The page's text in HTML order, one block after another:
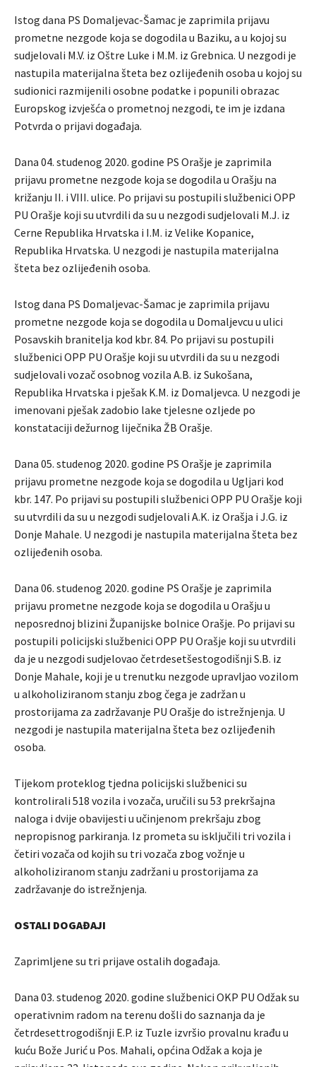
Istog dana PS Domaljevac-Šamac je zaprimila prijavu
prometne nezgode koja se dogodila u Baziku, a u kojoj su
sudjelovali M.V. iz Oštre Luke i M.M. iz Grebnica. U nezgodi je
nastupila materijalna šteta bez ozlijeđenih osoba u kojoj su
sudionici razmijenili osobne podatke i popunili obrazac
Europskog izvješća o prometnoj nezgodi, te im je izdana
Potvrda o prijavi događaja.
Dana 04. studenog 2020. godine PS Orašje je zaprimila
prijavu prometne nezgode koja se dogodila u Orašju na
križanju II. i VIII. ulice. Po prijavi su postupili službenici OPP
PU Orašje koji su utvrdili da su u nezgodi sudjelovali M.J. iz
Cerne Republika Hrvatska i I.M. iz Velike Kopanice,
Republika Hrvatska. U nezgodi je nastupila materijalna
šteta bez ozlijeđenih osoba.
Istog dana PS Domaljevac-Šamac je zaprimila prijavu
prometne nezgode koja se dogodila u Domaljevcu u ulici
Posavskih branitelja kod kbr. 84. Po prijavi su postupili
službenici OPP PU Orašje koji su utvrdili da su u nezgodi
sudjelovali vozač osobnog vozila A.B. iz Sukošana,
Republika Hrvatska i pješak K.M. iz Domaljevca. U nezgodi je
imenovani pješak zadobio lake tjelesne ozljede po
konstataciji dežurnog liječnika ŽB Orašje.
Dana 05. studenog 2020. godine PS Orašje je zaprimila
prijavu prometne nezgode koja se dogodila u Ugljari kod
kbr. 147. Po prijavi su postupili službenici OPP PU Orašje koji
su utvrdili da su u nezgodi sudjelovali A.K. iz Orašja i J.G. iz
Donje Mahale. U nezgodi je nastupila materijalna šteta bez
ozlijeđenih osoba.
Dana 06. studenog 2020. godine PS Orašje je zaprimila
prijavu prometne nezgode koja se dogodila u Orašju u
neposrednoj blizini Županijske bolnice Orašje. Po prijavi su
postupili policijski službenici OPP PU Orašje koji su utvrdili
da je u nezgodi sudjelovao četrdesetšestogodišnji S.B. iz
Donje Mahale, koji je u trenutku nezgode upravljao vozilom
u alkoholiziranom stanju zbog čega je zadržan u
prostorijama za zadržavanje PU Orašje do istrežnjenja. U
nezgodi je nastupila materijalna šteta bez ozlijeđenih
osoba.
Tijekom proteklog tjedna policijski službenici su
kontrolirali 518 vozila i vozača, uručili su 53 prekršajna
naloga i dvije obavijesti u učinjenom prekršaju zbog
nepropisnog parkiranja. Iz prometa su isključili tri vozila i
četiri vozača od kojih su tri vozača zbog vožnje u
alkoholiziranom stanju zadržani u prostorijama za
zadržavanje do istrežnjenja.
OSTALI DOGAĐAJI
Zaprimljene su tri prijave ostalih događaja.
Dana 03. studenog 2020. godine službenici OKP PU Odžak su
operativnim radom na terenu došli do saznanja da je
četrdesettrogodišnji E.P. iz Tuzle izvršio provalnu krađu u
kuću Bože Jurić u Pos. Mahali, općina Odžak a koja je